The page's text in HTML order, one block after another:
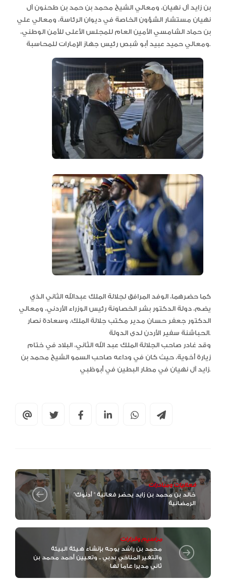
بن زايد آل نهيان، ومعالي الشيخ محمد بن حمد بن طحنون آل
نهيان مستشار الشؤون الخاصة في ديوان الرئاسة، ومعالي علي
بن حماد الشامسي الأمين العام للمجلس الأعلى للأمن الوطني،
ومعالي حميد عبيد أبو شبص رئيس جهاز الإمارات للمحاسبة.
كما حضرهما، الوفد المرافق لجلالة الملك عبدالله الثاني الذي
يضم، دولة الدكتور بشر الخصاونة رئيس الوزراء الأردني، ومعالي
الدكتور جعفر حسان مدير مكتب جلالة الملك، وسعادة نصار
الحباشنة سفير الأردن لدى الدولة.
وقد غادر صاحب الجلالة الملك عبد الله الثاني، البلاد في ختام
زيارة أخوية، حيث كان في وداعه صاحب السمو الشيخ محمد بن
زايد آل نهيان في مطار البطين في أبوظبي.
فعاليات ومبادرات
خالد بن محمد بن زايد يحضر فعالية " أدنوك"
الرمضانية
مراسيم وقرارات
محمد بن راشد يوجه بإنشاء هيئة البيئة
والتغير المناخي بدبي .. وتعيين أحمد محمد بن
ثاني مديرا عاما لها